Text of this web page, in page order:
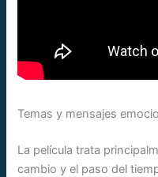
Temas y mensajes
La película trata
cambio y el paso del